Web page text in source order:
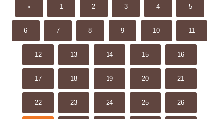
« 1 2 3 4 5
6 7 8 9 10 11
12 13 14 15 16
17 18 19 20 21
22 23 24 25 26